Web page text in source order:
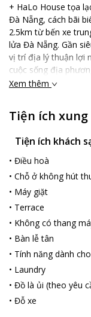
+ HaLo House tọa
Đà Nẵng, cách bãi
2.5km từ bến xe
lửa Đà Nẵng. Gần
vị trí địa lý thuận lợi
cuộc sống địa
dã của địa phương
viên nhà bếp được
sản (chỉ 10 phút đi
những món ăn cho
khách rộng và chỗ
giúp bạn yên tâm
yêu trong kì nghỉ của
Xem thêm
Tiện ích
Tiện ích khách
• Điều hoà
• Chỗ ở không hút
• Máy giặt
• Terrace
• Không có thang
• Bàn lễ tân
• Tính năng dành
• Laundry
• Đồ là ủi (theo yêu
• Đỗ xe